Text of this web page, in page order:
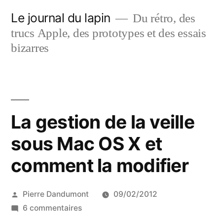
contenu
Le journal du lapin
Du rétro, des
trucs Apple, des prototypes et des essais
bizarres
La gestion de la veille
sous Mac OS X et
comment la modifier
Publié
par
Pierre Dandumont
09/02/2012
6 commentairessur